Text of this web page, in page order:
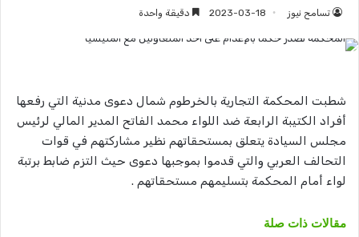
تسامح نيوز 2023-03-18 دقيقة واحدة
شطبت المحكمة التجارية بالخرطوم شمال دعوى مدنية التي رفعها
أفراد الكتيبة الرابعة ضد اللواء محمد الفاتح المدير المالي لرئيس
مجلس السيادة يتعلق بمستحقاتهم نظير مشاركتهم في قوات
التحالف العربي والتي قدموا بموجبها دعوى حيث التزم ضابط برتبة
لواء أمام المحكمة بتسليمهم مستحقاتهم .
مقالات ذات صلة